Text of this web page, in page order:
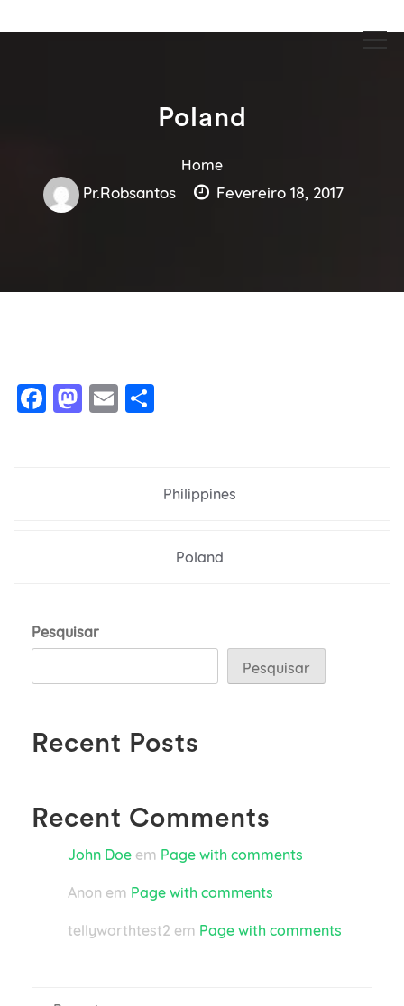
Guia Acesse encontre empresas
Poland
Home
Pr.robsantos Fevereiro 18, 2017
Facebook
Mastodon
Email
Philippines
Poland
Pesquisar
Pesquisar
Recent Posts
Recent Comments
John Doe em Page with comments
Anon em Page with comments
tellyworthtest2 em Page with comments